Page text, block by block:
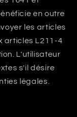
en outre
les articles
articles L211-4
L'utilisateur
s'il désire
légales.